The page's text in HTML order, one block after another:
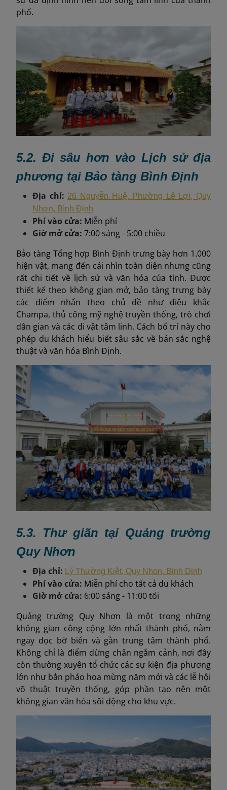
phố.
5.2. Đi sâu hơn vào Lịch sử địa
phương tại Bảo tàng Bình Định
Địa chỉ: 26 Nguyễn Huệ, Phường Lê Lợi, Quy
Nhơn, Bình Định
Phí vào cửa: Miễn phí
Giờ mở cửa: 7:00 sáng - 5:00 chiều
Bảo tàng Tổng hợp Bình Định trưng bày hơn 1.000
hiện vật, mang đến cái nhìn toàn diện nhưng cũng
rất chi tiết về lịch sử và văn hóa của tỉnh. Được
thiết kế theo không gian mở, bảo tàng trưng bày
các điểm nhấn theo chủ đề như điêu khắc
Champa, thủ công mỹ nghệ truyền thống, trò chơi
dân gian và các di vật tâm linh. Cách bố trí này cho
phép du khách hiểu biết sâu sắc về bản sắc nghệ
thuật và văn hóa Bình Định.
5.3. Thư giãn tại Quảng trường
Quy Nhơn
Địa chỉ: Lý Thường Kiệt, Quy Nhon, Binh Dinh
Phí vào cửa: Miễn phí cho tất cả du khách
Giờ mở cửa: 6:00 sáng - 11:00 tối
Quảng trường Quy Nhơn là một trong những
không gian công cộng lớn nhất thành phố, nằm
ngay dọc bờ biển và gần trung tâm thành phố.
Không chỉ là điểm dừng chân ngắm cảnh, nơi đây
còn thường xuyên tổ chức các sự kiện địa phương
lớn như bắn pháo hoa mừng năm mới và các lễ hội
võ thuật truyền thống, góp phần tạo nên một
không gian văn hóa sôi động cho khu vực.